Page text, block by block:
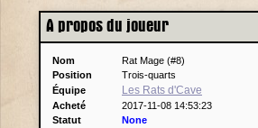
A propos du joueur
Nom
Rat Mage (#8)
Position
Trois-quarts
Équipe
Les Rats d'Cave
Acheté
2017-11-08 14:53:23
Statut
None